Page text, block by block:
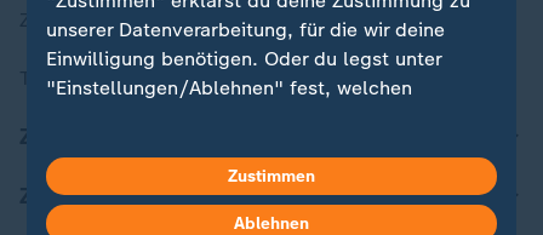
ZDFheute Stories
Themen im Überblick
ZDFheute Apps
unserer Datenverarbeitung, für die wir deine
Einwilligung benötigen. Oder du legst unter
"Einstellungen/Ablehnen" fest, welchen
kannst du jederzeit mit Wirkung für die Zukunft
in deinen Einstellungen widerrufen oder ändern.
Zustimmen
Ablehnen